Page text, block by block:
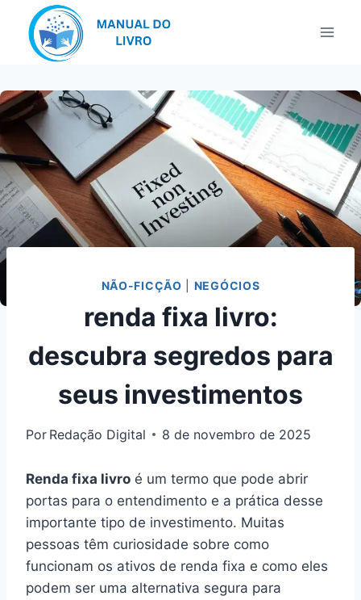
NÃO-FICÇÃO NEGÓCIOS
renda fixa livro:
descubra segredos para
seus investimentos
Por Redação Digital 8 de novembro de 2025
Renda fixa livro é um termo que pode abrir
portas para o entendimento e a prática desse
importante tipo de investimento. Muitas
pessoas têm curiosidade sobre como
funcionam os ativos de renda fixa e como eles
podem ser uma alternativa segura para